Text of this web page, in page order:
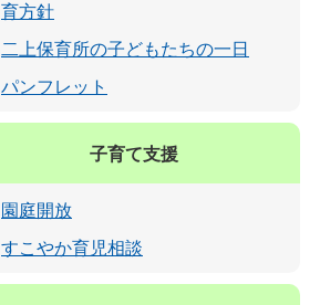
育方針
二上保育所の子どもたちの一日
パンフレット
子育て支援
園庭開放
すこやか育児相談